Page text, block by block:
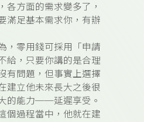
各方面的需求變多了，
滿足基本需求你，有辦
，零用錢可採用「申請
給，只要你講的是合理
有問題，但事實上選擇
建立他未來長大之後很
的能力──延遲享受。
個過程當中，他就在建